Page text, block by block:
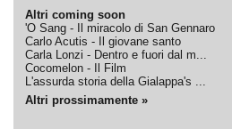
Altri coming soon
'O Sang - Il miracolo di San Gennaro
Carlo Acutis - Il giovane santo
Carla Lonzi - Dentro e fuori dal m...
Cocomelon - Il Film
L'assurda storia della Gialappa's ...
Altri prossimamente »